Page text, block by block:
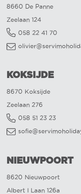
8660 De Panne
Zeelaan 124
058 22 41 70
KOKSIJDE
8670 Koksijde
Zeelaan 276
058 51 23 23
NIEUWPOORT
8620 Nieuwpoort
Albert I Laan 126a